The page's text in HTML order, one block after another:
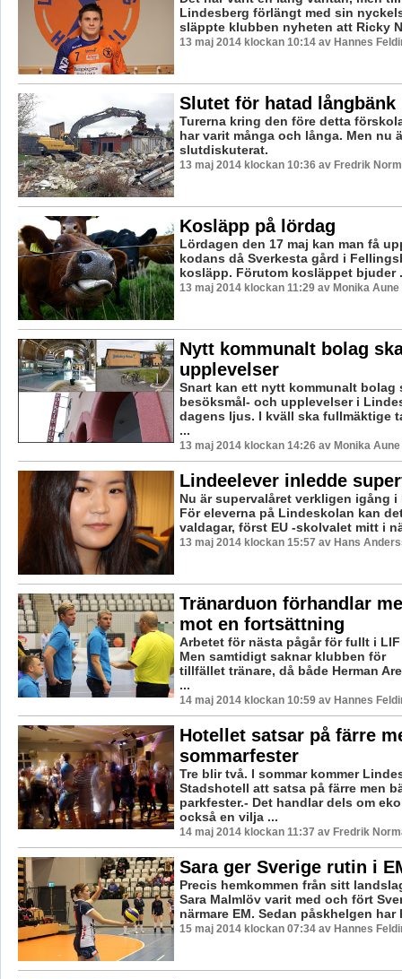
Lindesberg förlängt med sin
släppte klubben nyheten att Ricky
13 maj 2014 klockan 10:14 av Hannes
Slutet för hatad långbänk
Turerna kring den före detta
har varit många och långa. Men nu
slutdiskuterat.
13 maj 2014 klockan 10:36 av Fredrik
Kosläpp på lördag
Lördagen den 17 maj kan man få
kodans då Sverkesta gård i
kosläpp. Förutom kosläppet bjuder
13 maj 2014 klockan 11:29 av Monika Aune
Nytt kommunalt bolag
upplevelser
Snart kan ett nytt kommunalt bolag
besöksmål- och upplevelser i
dagens ljus. I kväll ska fullmäktige
...
13 maj 2014 klockan 14:26 av Monika Aune
Lindeelever inledde
Nu är supervalåret verkligen igång
För eleverna på Lindeskolan kan
valdagar, först EU -skolvalet mitt i
13 maj 2014 klockan 15:57 av Hans
Tränarduon förhandlar
mot en fortsättning
Arbetet för nästa pågår för fullt i
Men samtidigt saknar klubben för
tillfället tränare, då både Herman
...
14 maj 2014 klockan 10:59 av Hannes
Hotellet satsar på färre
sommarfester
Tre blir två. I sommar kommer
Stadshotell att satsa på färre men
parkfester.- Det handlar dels om
också en vilja ...
14 maj 2014 klockan 11:37 av Fredrik
Sara ger Sverige rutin i
Precis hemkommen från sitt
Sara Malmlöv varit med och fört
närmare EM. Sedan påskhelgen har
15 maj 2014 klockan 07:34 av Hannes